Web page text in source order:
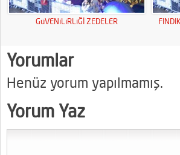
GüVENiLiRLiĞİ ZEDELER
Yorumlar
Henüz yorum yapılmamış.
Yorum Yaz